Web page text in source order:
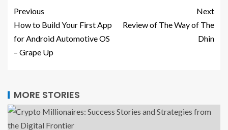
Previous
How to Build Your First App
for Android Automotive OS
– Grape Up
Next
Review of The Way of The
Dhin
MORE STORIES